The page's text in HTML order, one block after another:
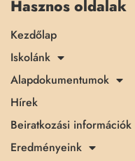
Hasznos oldalak
Kezdőlap
Iskolánk
Alapdokumentumok
Hírek
Beiratkozási információk
Eredményeink